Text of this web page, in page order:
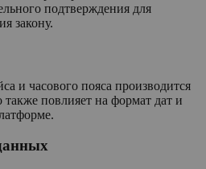
подтверждения для
закону.
и часового пояса производится
повлияет на формат дат и